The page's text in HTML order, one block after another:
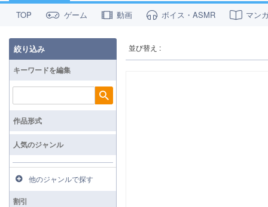
TOP ゲーム 動画 ボイス・ASMR マン
並び替え :
絞り込み
キーワードを編集
検索
作品形式
人気のジャンル
他のジャンルで探す
割引